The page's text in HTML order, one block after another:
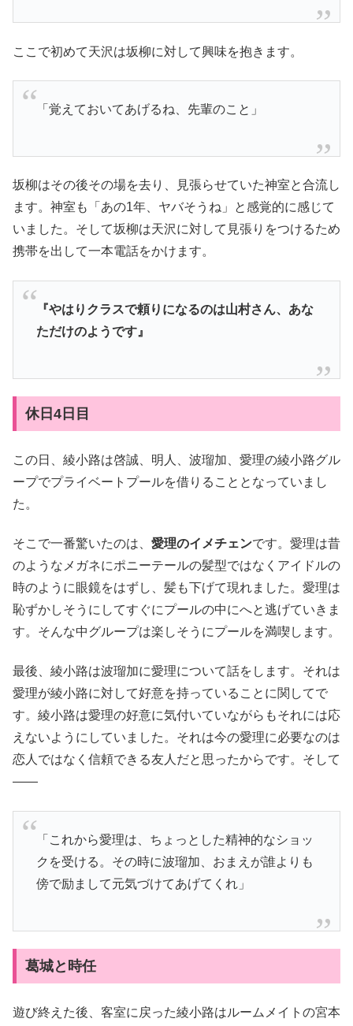
ここで初めて天沢は坂柳に対して興味を抱きます。
「覚えておいてあげるね、先輩のこと」
坂柳はその後その場を去り、見張らせていた神室と合流し
ます。神室も「あの1年、ヤバそうね」と感覚的に感じて
いました。そして坂柳は天沢に対して見張りをつけるため
携帯を出して一本電話をかけます。
『やはりクラスで頼りになるのは山村さん、あな
ただけのようです』
休日4日目
この日、綾小路は啓誠、明人、波瑠加、愛理の綾小路グル
ープでプライベートプールを借りることとなっていまし
た。
そこで一番驚いたのは、 愛理のイメチェンです。愛理は昔
のようなメガネにポニーテールの髪型ではなくアイドルの
時のように眼鏡をはずし、髪も下げて現れました。愛理は
恥ずかしそうにしてすぐにプールの中にへと逃げていきま
す。そんな中グループは楽しそうにプールを満喫します。
最後、綾小路は波瑠加に愛理について話をします。それは
愛理が綾小路に対して好意を持っていることに関してで
す。綾小路は愛理の好意に気付いていながらもそれには応
えないようにしていました。それは今の愛理に必要なのは
恋人ではなく信頼できる友人だと思ったからです。そして
――
「これから愛理は、ちょっとした精神的なショッ
クを受ける。その時に波瑠加、おまえが誰よりも
傍で励まして元気づけてあげてくれ」
葛城と時任
遊び終えた後、客室に戻った綾小路はルームメイトの宮本